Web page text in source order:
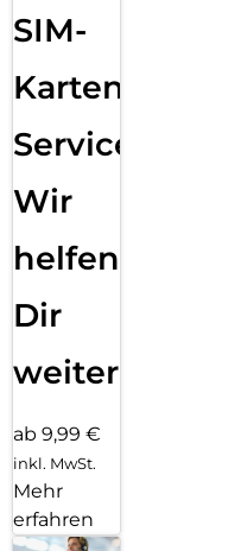
SIM-
Karten
Service:
Wir
helfen
Dir
weiter
ab 9,99 €
inkl. MwSt.
Mehr
erfahren